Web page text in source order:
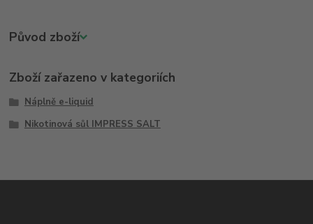
Původ zboží
Zboží zařazeno v kategoriích
Náplně e-liquid
Nikotinová sůl IMPRESS SALT